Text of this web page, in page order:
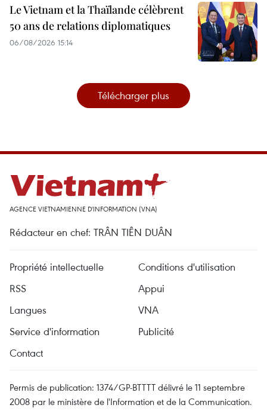
Le Vietnam et la Thaïlande célèbrent
50 ans de relations diplomatiques
06/08/2026 15:14
Télécharger plus
AGENCE VIETNAMIENNE D'INFORMATION (VNA)
Rédacteur en chef: TRÂN TIÊN DUÂN
Propriété intellectuelle
Conditions d'utilisation
RSS
Appui
Langues
VNA
Service d'information
Publicité
Contact
Permis de publication: 1374/GP-BTTTT délivré le 11 septembre
2008 par le ministère de l'Information et de la Communication.